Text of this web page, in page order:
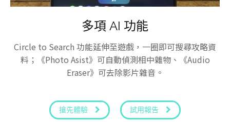
多項 AI 功能
Circle to Search 功能延伸至遊戲，一圈即可搜尋攻略資
料；《Photo Asist》可自動偵測相中雜物、《Audio
Eraser》可去除影片雜音。
搶先體驗 試用報告